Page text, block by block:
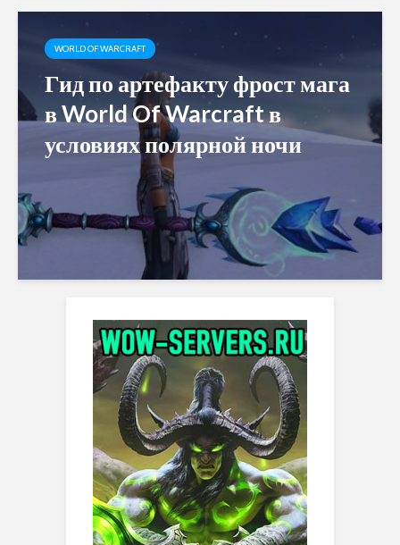
WORLD OF WARCRAFT
Гид по артефакту фрост мага
в World Of Warcraft в
условиях полярной ночи